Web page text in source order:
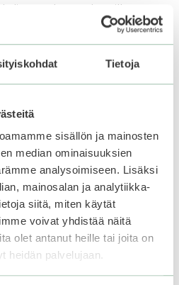
Tietoja
sisällön ja mainosten
median ominaisuuksien
analysoimiseen. Lisäksi
mainosalan ja analytiikka-
siitä, miten käytät
voivat yhdistää näitä
olet antanut heille tai joita on
heidän palvelujaan.
kasvot lapuilla
ennen seerumia ja
anna vaikuttaa 5-10
ja hiero loppu neste